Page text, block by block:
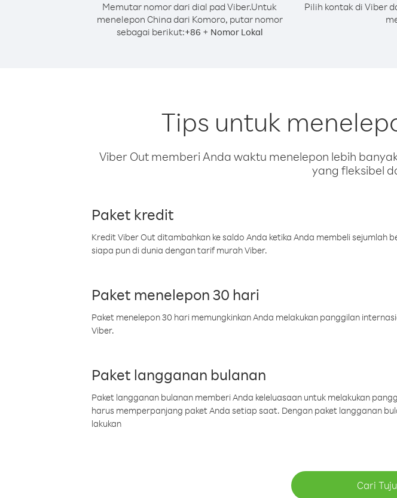
Memutar nomor dari dial pad Viber.Untuk
menelepon China dari Komoro, putar nomor
sebagai berikut:+86 + Nomor Lokal
Pilih kontak di Viber
Tips untuk
Viber Out memberi Anda waktu menelepon lebih
yang fleksibel
Paket kredit
Kredit Viber Out ditambahkan ke saldo Anda ketika Anda membeli
siapa pun di dunia dengan tarif murah Viber.
Paket menelepon 30 hari
Paket menelepon 30 hari memungkinkan Anda melakukan panggilan
Viber.
Paket langganan bulanan
Paket langganan bulanan memberi Anda keleluasaan untuk melakukan
harus memperpanjang paket Anda setiap saat. Dengan paket langganan
lakukan
Cari